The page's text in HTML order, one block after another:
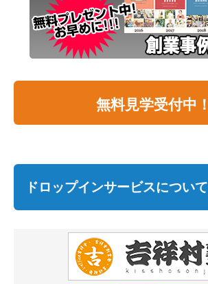
無料見学受付中！
ドロップインサービスについて